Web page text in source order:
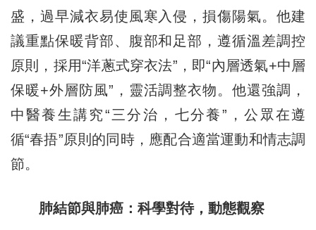
盛，過早減衣易使風寒入侵，損傷陽氣。他建
議重點保暖背部、腹部和足部，遵循溫差調控
原則，採用“洋蔥式穿衣法”，即“內層透氣+中層
保暖+外層防風”，靈活調整衣物。他還強調，
中醫養生講究“三分治，七分養”，公眾在遵
循“春捂”原則的同時，應配合適當運動和情志調
節。
肺結節與肺癌：科學對待，動態觀察